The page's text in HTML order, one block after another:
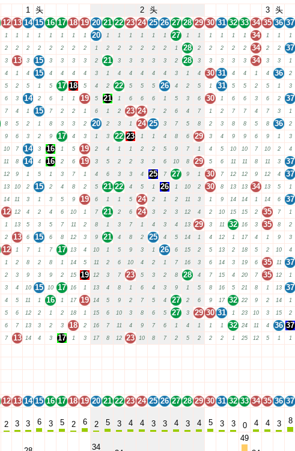
1 头 2 头 3 头
12 13 14 15 16 17 18 19 20 21 22 23 24 25 26 27 28 29 30 31 32 33 34 35 36 37
1 1 1 1 1 1 1 1 20 1 1 1 1 1 1 27 1 1 1 1 1 1 34 1 1 1
2 2 2 2 2 2 2 2 1 2 2 2 2 2 2 1 28 2 2 2 2 2 34 2 2 37
3 13 3 15 3 3 3 3 2 21 3 3 3 3 3 2 28 3 3 3 3 3 34 3 3 1
4 1 4 15 4 4 4 4 3 1 4 4 4 4 4 3 1 4 30 31 4 4 1 4 36 2
5 2 5 1 5 17 18 5 4 2 22 5 5 5 26 4 2 5 1 31 5 5 2 5 1 3
6 3 14 2 6 1 1 19 5 21 1 6 6 6 1 5 3 6 30 1 6 6 3 6 2 37
7 4 1 15 7 2 2 1 6 1 2 23 24 7 2 6 4 7 1 2 7 7 4 7 3 1
8 5 2 1 8 3 3 2 20 2 3 1 24 25 3 7 5 8 2 3 8 8 5 8 36 2
9 6 3 2 9 17 4 3 1 3 22 23 1 1 4 8 6 29 3 4 9 9 6 9 1 3
10 7 14 3 16 1 5 19 2 4 1 1 2 2 5 9 7 1 4 5 10 10 7 10 2 4
11 8 14 4 16 2 6 19 3 5 2 2 3 3 6 10 8 29 5 6 11 11 8 11 3 37
12 9 1 5 1 3 7 1 4 6 3 3 4 25 7 27 9 1 30 7 12 12 9 12 4 37
13 10 2 15 2 4 8 2 5 21 22 4 5 1 26 1 10 2 30 8 13 13 34 13 5 1
14 11 3 1 3 5 9 19 6 1 1 5 24 2 1 2 11 3 1 9 14 14 1 14 6 37
12 12 4 2 4 6 10 1 7 21 2 6 24 3 2 3 12 4 2 10 15 15 2 35 7 1
1 13 5 3 5 7 11 2 8 1 3 7 1 4 3 4 13 29 3 11 32 16 3 35 8 2
2 13 6 15 6 8 12 3 9 21 4 8 2 25 4 5 14 1 4 12 1 17 4 1 9 3
12 1 7 1 7 17 13 4 10 1 5 9 3 1 26 6 15 2 5 13 2 18 5 2 10 4
1 2 8 2 8 1 14 5 11 2 6 10 4 2 1 7 16 3 6 14 3 19 6 35 11 37
2 3 9 3 9 2 15 19 12 3 7 23 5 3 2 8 28 4 7 15 4 20 7 35 12 1
3 4 10 15 10 17 16 1 13 4 8 1 6 4 3 9 1 5 8 16 5 21 8 1 13 37
4 5 11 1 16 1 17 19 14 5 9 2 7 5 4 27 2 6 9 17 32 22 9 2 14 1
5 6 12 2 1 2 18 1 15 6 10 3 8 6 5 27 3 29 30 31 1 23 10 3 15 2
6 7 13 3 2 3 18 2 16 7 11 4 9 7 6 1 4 1 1 1 32 24 11 4 36 37
7 13 14 4 3 17 1 3 17 8 12 23 10 8 7 2 5 2 2 2 1 25 12 5 1 1
12 13 14 15 16 17 18 19 20 21 22 23 24 25 26 27 28 29 30 31 32 33 34 35 36 37
2 3 3 6 3 5 2 6 2 5 3 4 4 3 3 4 3 4 5 3 3 0 4 4 3 8
34
49